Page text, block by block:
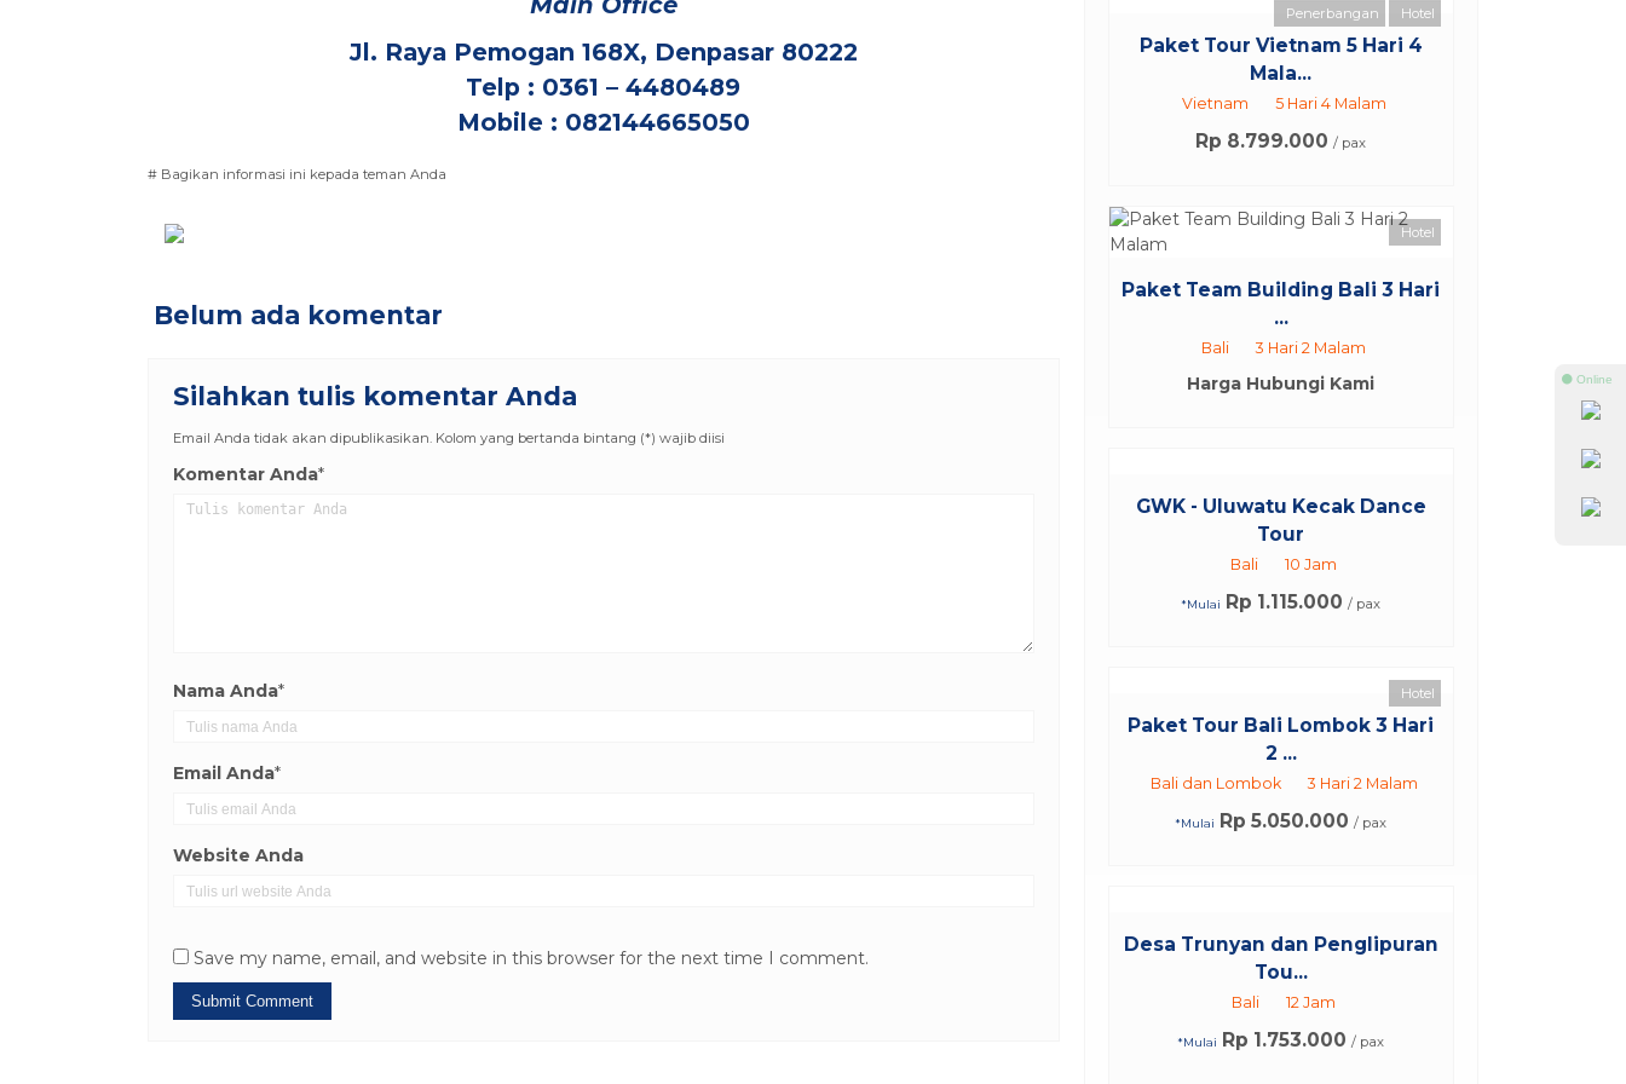
Jl. Raya Pemogan 168X, Denpasar 80222
Telp : 0361 – 4480489
Mobile : 082144665050
# Bagikan informasi ini kepada teman Anda
Belum ada komentar
Silahkan tulis komentar Anda
Email Anda tidak akan dipublikasikan. Kolom yang bertanda bintang (*) wajib diisi
Komentar Anda*
Nama Anda*
Email Anda*
Website Anda
Save my name, email, and website in this browser for the next time I comment.
Paket Tour Vietnam 5 Hari 4
Mala...
Vietnam 5 Hari 4 Malam
Rp 8.799.000 / pax
Penerbangan Hotel
Paket Team Building Bali 3 Hari
...
Bali 3 Hari 2 Malam
Harga Hubungi Kami
Hotel
GWK - Uluwatu Kecak Dance
Tour
Bali 10 Jam
*Mulai Rp 1.115.000 / pax
Paket Tour Bali Lombok 3 Hari
2 ...
Bali dan Lombok 3 Hari 2 Malam
*Mulai Rp 5.050.000 / pax
Hotel
Desa Trunyan dan Penglipuran
Tou...
Bali 12 Jam
*Mulai Rp 1.753.000 / pax
⚫ Online